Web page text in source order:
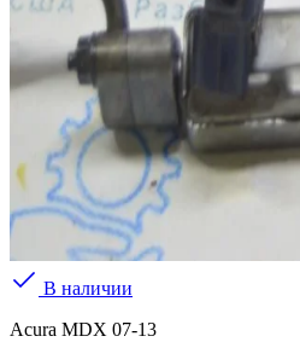
В наличии
Acura MDX 07-13